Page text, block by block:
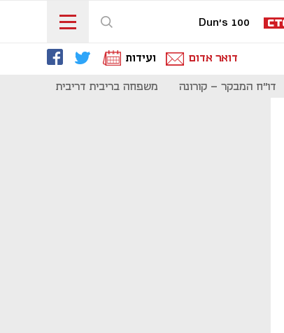
Dun's 100
דואר אדום ועידות
דו"ח המבקר - קורונה משפחה בריבית דריבית